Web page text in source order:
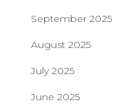
September 2025
August 2025
July 2025
June 2025